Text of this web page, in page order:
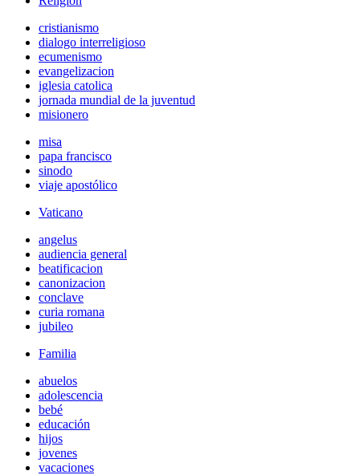
cristianismo
dialogo interreligioso
ecumenismo
evangelizacion
iglesia catolica
jornada mundial de la juventud
misionero
misa
papa francisco
sinodo
viaje apostólico
Vaticano
angelus
audiencia general
beatificacion
canonizacion
conclave
curia romana
jubileo
Familia
abuelos
adolescencia
bebé
educación
hijos
jovenes
vacaciones